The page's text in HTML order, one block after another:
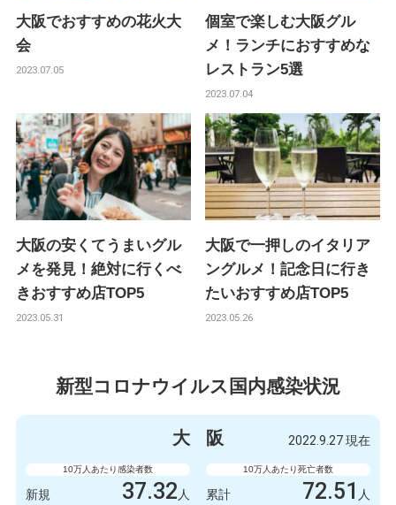
大阪でおすすめの花火大
会
2023.07.05
個室で楽しむ大阪グル
メ！ランチにおすすめな
レストラン5選
2023.07.04
大阪の安くてうまいグル
メを発見！絶対に行くべ
きおすすめ店TOP5
2023.05.31
大阪で一押しのイタリア
ングルメ！記念日に行き
たいおすすめ店TOP5
2023.05.26
新型コロナウイルス国内感染状況
大 阪 2022.9.27 現在
10万人あたり感染者数
新規 37.32 人
10万人あたり死亡者数
累計 72.51 人